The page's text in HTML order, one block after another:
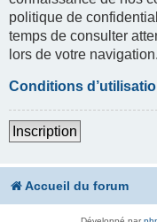
politique de
temps de consulter
lors de votre navigation.
Conditions
Inscription
Accueil du forum